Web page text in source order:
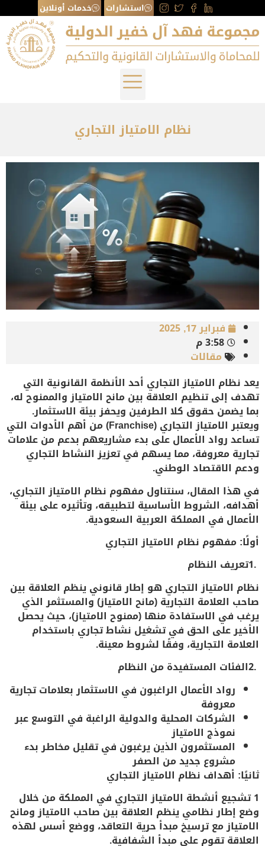
استشارات خدمات أونلاين
نظام الامتياز التجاري
فبراير 17, 2025
3:58 م
مقالات
يعدنظام الامتياز التجاري أحد الأنظمة القانونية التي
تهدف إلى تنظيم العلاقة بين مانح الامتياز والممنوح له،
بما يضمن حقوق كلا الطرفين ويحفز بيئة الاستثمار.
ويعتبر الامتياز التجاري (Franchise) من أهم الأدوات التي
تساعد رواد الأعمال على بدء مشاريعهم بدعم من علامات
تجارية معروفة، مما يسهم في تعزيز النشاط التجاري
ودعم الاقتصاد الوطني.
في هذا المقال، سنتناول مفهوم نظام الامتياز التجاري،
أهدافه، الشروط الأساسية لتطبيقه، وتأثيره على بيئة
الأعمال في المملكة العربية السعودية.
أولًا: مفهوم نظام الامتياز التجاري
.1 تعريف النظام
نظام الامتياز التجاري هو إطار قانوني ينظم العلاقة بين
صاحب العلامة التجارية (مانح الامتياز) والمستثمر الذي
يرغب في الاستفادة منها (ممنوح الامتياز)، حيث يحصل
الأخير على الحق في تشغيل نشاط تجاري باستخدام
العلامة التجارية، وفقًا لشروط معينة.
.2 الفئات المستفيدة من النظام
رواد الأعمال الراغبون في الاستثمار بعلامات تجارية
معروفة
الشركات المحلية والدولية الراغبة في التوسع عبر
نموذج الامتياز
المستثمرون الذين يرغبون في تقليل مخاطر بدء
مشروع جديد من الصفر
ثانيًا: أهداف نظام الامتياز التجاري
1تشجيع أنشطة الامتياز التجاري في المملكة من خلال
وضع إطار نظامي ينظم العلاقة بين صاحب الامتياز ومانح
الامتياز مع ترسيخ مبدأ حرية التعاقد، ووضع أسس لهذه
العلاقة تقوم على مبدأ الشفافية.